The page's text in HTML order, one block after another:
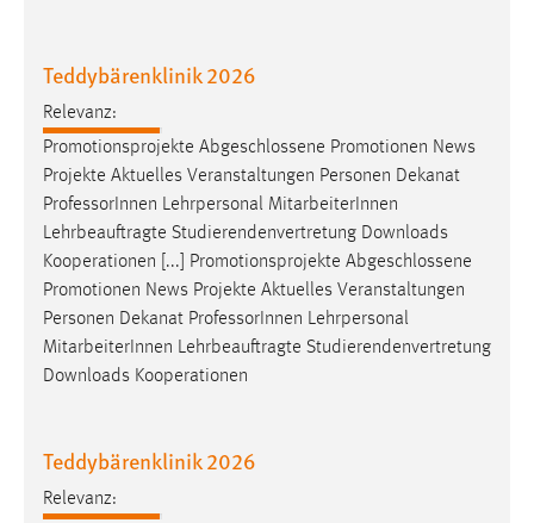
Teddybärenklinik 2026
Relevanz:
Promotionsprojekte Abgeschlossene Promotionen News
Projekte Aktuelles Veranstaltungen Personen Dekanat
Professor Innen Lehrpersonal MitarbeiterInnen
Lehrbeauftragte Studierendenvertretung Downloads
Kooperationen [...] Promotionsprojekte Abgeschlossene
Promotionen News Projekte Aktuelles Veranstaltungen
Personen Dekanat Professor Innen Lehrpersonal
MitarbeiterInnen Lehrbeauftragte Studierendenvertretung
Downloads Kooperationen
Teddybärenklinik 2026
Relevanz: